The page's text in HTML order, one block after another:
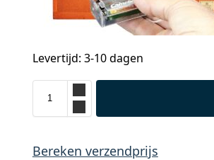
Levertijd: 3-10 dagen
Bereken verzendprijs